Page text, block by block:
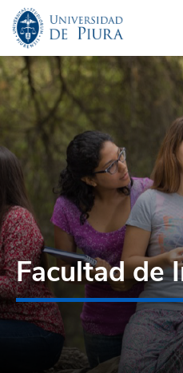
Facultad de